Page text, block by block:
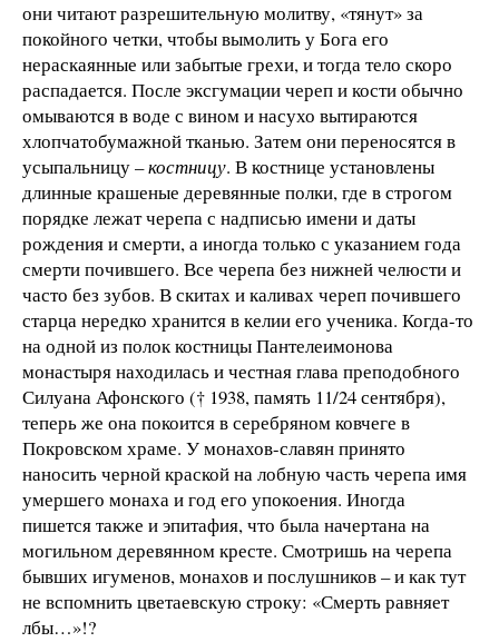
они читают разрешительную молитву, «тянут» за
покойного четки, чтобы вымолить у Бога его
нераскаянные или забытые грехи, и тогда тело скоро
распадается. После эксгумации череп и кости обычно
омываются в воде с вином и насухо вытираются
хлопчатобумажной тканью. Затем они переносятся в
усыпальницу –костницу. В костнице установлены
длинные крашеные деревянные полки, где в строгом
порядке лежат черепа с надписью имени и даты
рождения и смерти, а иногда только с указанием года
смерти почившего. Все черепа без нижней челюсти и
часто без зубов. В скитах и каливах череп почившего
старца нередко хранится в келии его ученика. Когда-то
на одной из полок костницы Пантелеимонова
монастыря находилась и честная глава преподобного
Силуана Афонского († 1938, память 11/24 сентября),
теперь же она покоится в серебряном ковчеге в
Покровском храме. У монахов-славян принято
наносить черной краской на лобную часть черепа имя
умершего монаха и год его упокоения. Иногда
пишется также и эпитафия, что была начертана на
могильном деревянном кресте. Смотришь на черепа
бывших игуменов, монахов и послушников – и как тут
не вспомнить цветаевскую строку: «Смерть равняет
лбы…»!?